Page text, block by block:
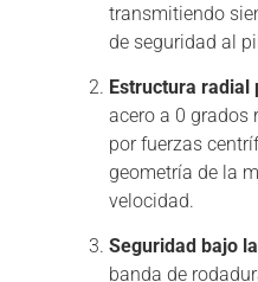
transmitiendo
de seguridad al
Estructura radial
acero a 0 grados
por fuerzas
geometría de la
velocidad.
Seguridad bajo
banda de